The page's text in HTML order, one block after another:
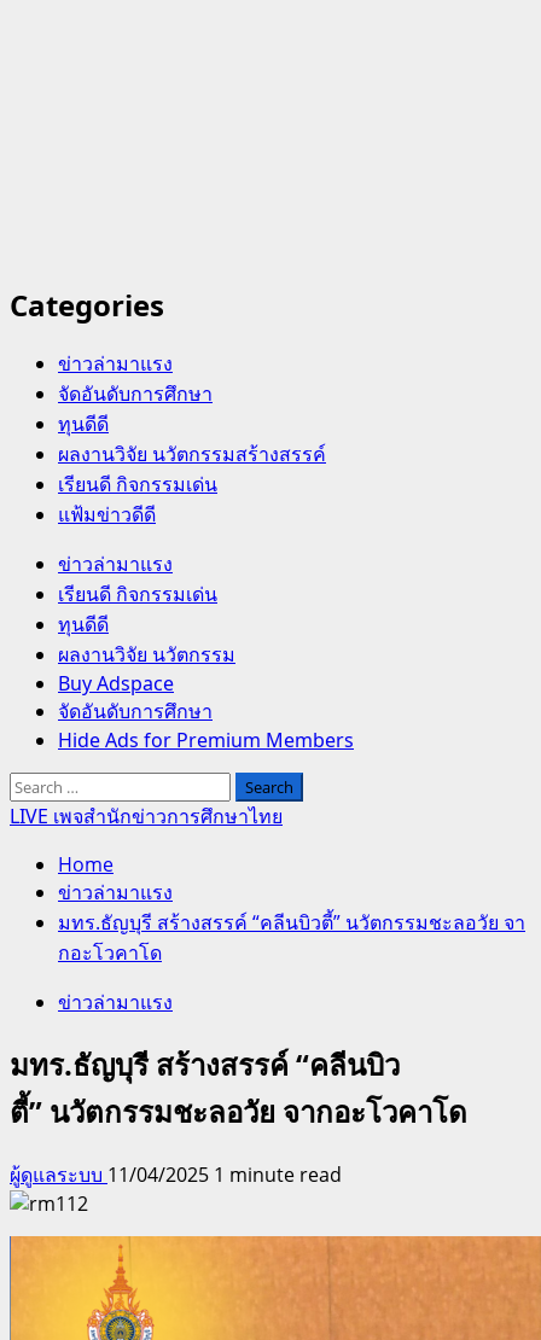
Categories
ข่าวล่ามาแรง
จัดอันดับการศึกษา
ทุนดีดี
ผลงานวิจัย นวัตกรรมสร้างสรรค์
เรียนดี กิจกรรมเด่น
แฟ้มข่าวดีดี
Primary
Menu
ข่าวล่ามาแรง
เรียนดี กิจกรรมเด่น
ทุนดีดี
ผลงานวิจัย นวัตกรรม
Buy Adspace
จัดอันดับการศึกษา
Hide Ads for Premium Members
Search
for:
LIVE เพจสำนักข่าวการศึกษาไทย
Home
ข่าวล่ามาแรง
มทร.ธัญบุรี สร้างสรรค์ “คลีนบิวตี้” นวัตกรรมชะลอวัย จา
กอะโวคาโด
ข่าวล่ามาแรง
มทร.ธัญบุรี สร้างสรรค์ “คลีนบิว
ตี้” นวัตกรรมชะลอวัย จากอะโวคาโด
ผู้ดูแลระบบ 11/04/2025 1 minute read